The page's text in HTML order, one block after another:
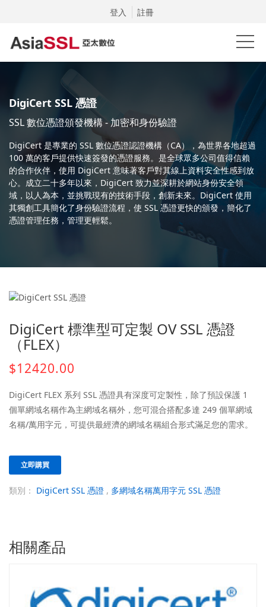
登入 註冊
DigiCert SSL 憑證
SSL 數位憑證頒發機構 - 加密和身份驗證
DigiCert 是專業的 SSL 數位憑證認證機構（CA），為世界各地超過
100 萬的客戶提供快速簽發的憑證服務。是全球眾多公司值得信賴
的合作伙伴，使用 DigiCert 意味著客戶對其線上資料安全性感到放
心。成立二十多年以來，DigiCert 致力並深耕於網站身份安全領
域，以人為本，並挑戰現有的技術手段，創新未來。DigiCert 使用
其獨創工具簡化了身份驗證流程，使 SSL 憑證更快的頒發，簡化了
憑證管理任務，管理更輕鬆。
DigiCert 標準型可定製 OV SSL 憑證
（FLEX）
$12420.00
DigiCert FLEX 系列 SSL 憑證具有深度可定製性，除了預設保護 1
個單網域名稱作為主網域名稱外，您可混合搭配多達 249 個單網域
名稱/萬用字元，可提供最經濟的網域名稱組合形式滿足您的需求。
立即購買
類別： DigiCert SSL 憑證 , 多網域名稱萬用字元 SSL 憑證
相關產品